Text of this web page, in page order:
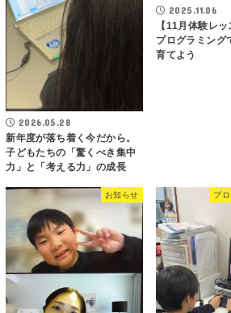
2026.05.28
新年度が落ち着く今だから。
子どもたちの「驚くべき集中
力」と「考える力」の成長
2025.11.06
【11月体験レッ
プログラミング
育てよう
お知らせ プ